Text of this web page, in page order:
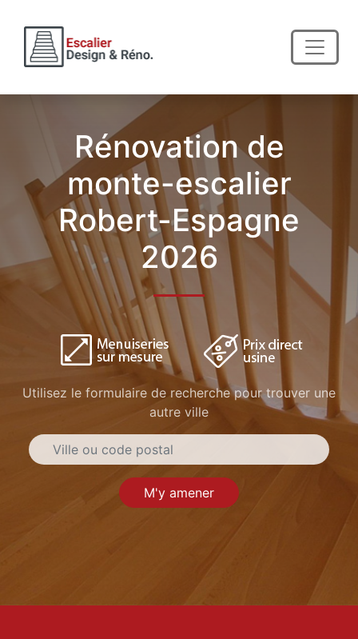
Rénovation de
monte-escalier
Robert-Espagne
2026
Utilisez le formulaire de recherche pour trouver une
autre ville
M'y amener